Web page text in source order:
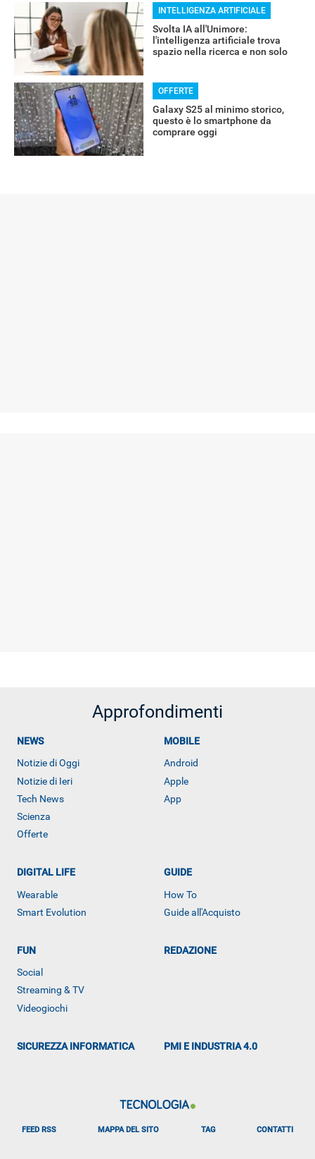
ALTRO
INTELLIGENZA ARTIFICIALE
Svolta IA all'Unimore:
l'intelligenza artificiale trova
spazio nella ricerca e non solo
OFFERTE
Galaxy S25 al minimo storico,
questo è lo smartphone da
comprare oggi
Approfondimenti
NEWS
Notizie di Oggi
Notizie di Ieri
Tech News
Scienza
Offerte
MOBILE
Android
Apple
App
DIGITAL LIFE
Wearable
Smart Evolution
GUIDE
How To
Guide all'Acquisto
FUN
Social
Streaming & TV
Videogiochi
REDAZIONE
SICUREZZA INFORMATICA PMI E INDUSTRIA 4.0
FEED RSS MAPPA DEL SITO TAG CONTATTI